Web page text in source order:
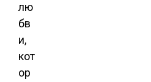
лю
бв
и,
кот
ор